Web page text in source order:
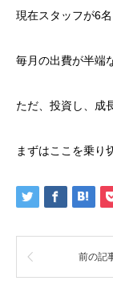
現在スタッフが6名
毎月の出費が半端
ただ、投資し、成
まずはここを乗り
前の記